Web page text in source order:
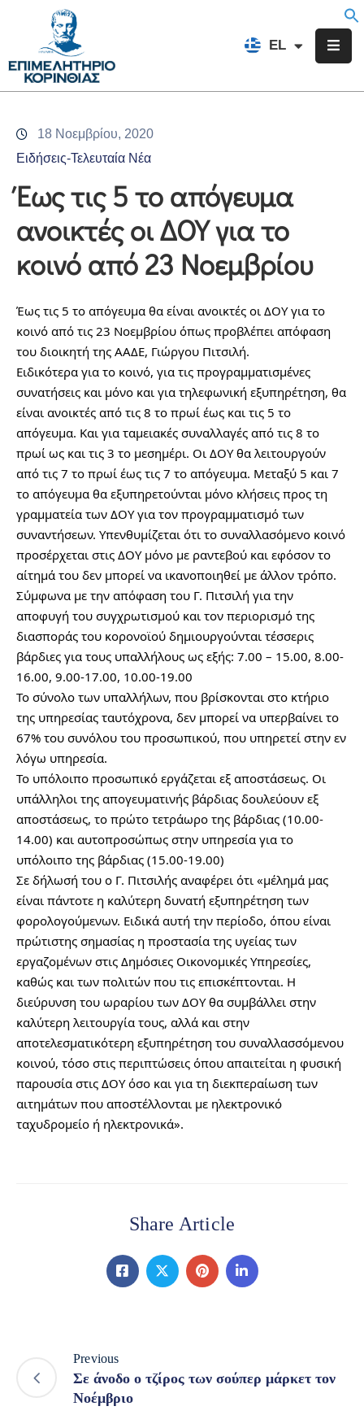
EL
FR
Επιμελητήριο
Υπηρεσίες
Προγράμματα
Εκδηλώσεις
18 Νοεμβρίου, 2020
Ειδήσεις-Τελευταία Νέα
Έως τις 5 το απόγευμα
ανοικτές οι ΔΟΥ για το
κοινό από 23 Νοεμβρίου
Έως τις 5 το απόγευμα θα είναι ανοικτές οι ΔΟΥ για το
κοινό από τις 23 Νοεμβρίου όπως προβλέπει απόφαση
του διοικητή της ΑΑΔΕ, Γιώργου Πιτσιλή.
Ειδικότερα για το κοινό, για τις προγραμματισμένες
συνατήσεις και μόνο και για τηλεφωνική εξυπηρέτηση, θα
είναι ανοικτές από τις 8 το πρωί έως και τις 5 το
απόγευμα. Και για ταμειακές συναλλαγές από τις 8 το
πρωί ως και τις 3 το μεσημέρι. Οι ΔΟΥ θα λειτουργούν
από τις 7 το πρωί έως τις 7 το απόγευμα. Μεταξύ 5 και 7
το απόγευμα θα εξυπηρετούνται μόνο κλήσεις προς τη
γραμματεία των ΔΟΥ για τον προγραμματισμό των
συναντήσεων. Υπενθυμίζεται ότι το συναλλασόμενο κοινό
προσέρχεται στις ΔΟΥ μόνο με ραντεβού και εφόσον το
αίτημά του δεν μπορεί να ικανοποιηθεί με άλλον τρόπο.
Σύμφωνα με την απόφαση του Γ. Πιτσιλή για την
αποφυγή του συγχρωτισμού και τον περιορισμό της
διασποράς του κορονοϊού δημιουργούνται τέσσερις
βάρδιες για τους υπαλλήλους ως εξής: 7.00 – 15.00, 8.00-
16.00, 9.00-17.00, 10.00-19.00
Το σύνολο των υπαλλήλων, που βρίσκονται στο κτήριο
της υπηρεσίας ταυτόχρονα, δεν μπορεί να υπερβαίνει το
67% του συνόλου του προσωπικού, που υπηρετεί στην εν
λόγω υπηρεσία.
Το υπόλοιπο προσωπικό εργάζεται εξ αποστάσεως. Οι
υπάλληλοι της απογευματινής βάρδιας δουλεύουν εξ
αποστάσεως, το πρώτο τετράωρο της βάρδιας (10.00-
14.00) και αυτοπροσώπως στην υπηρεσία για το
υπόλοιπο της βάρδιας (15.00-19.00)
Σε δήλωσή του ο Γ. Πιτσιλής αναφέρει ότι «μέλημά μας
είναι πάντοτε η καλύτερη δυνατή εξυπηρέτηση των
φορολογούμενων. Ειδικά αυτή την περίοδο, όπου είναι
πρώτιστης σημασίας η προστασία της υγείας των
εργαζομένων στις Δημόσιες Οικονομικές Υπηρεσίες,
καθώς και των πολιτών που τις επισκέπτονται. Η
διεύρυνση του ωραρίου των ΔΟΥ θα συμβάλλει στην
καλύτερη λειτουργία τους, αλλά και στην
αποτελεσματικότερη εξυπηρέτηση του συναλλασσόμενου
κοινού, τόσο στις περιπτώσεις όπου απαιτείται η φυσική
παρουσία στις ΔΟΥ όσο και για τη διεκπεραίωση των
αιτημάτων που αποστέλλονται με ηλεκτρονικό
ταχυδρομείο ή ηλεκτρονικά».
Share Article
Previous
Σε άνοδο ο τζίρος των σούπερ μάρκετ τον
Νοέμβριο